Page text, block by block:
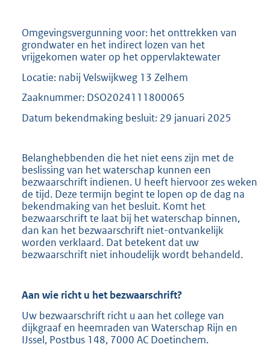
Omgevingsvergunning voor: het onttrekken van
grondwater en het indirect lozen van het
vrijgekomen water op het oppervlaktewater
Locatie: nabij Velswijkweg 13 Zelhem
Zaaknummer: DSO2024111800065
Datum bekendmaking besluit: 29 januari 2025
Belanghebbenden die het niet eens zijn met de
beslissing van het waterschap kunnen een
bezwaarschrift indienen. U heeft hiervoor zes weken
de tijd. Deze termijn begint te lopen op de dag na
bekendmaking van het besluit. Komt het
bezwaarschrift te laat bij het waterschap binnen,
dan kan het bezwaarschrift niet-ontvankelijk
worden verklaard. Dat betekent dat uw
bezwaarschrift niet inhoudelijk wordt behandeld.
Aan wie richt u het bezwaarschrift?
Uw bezwaarschrift richt u aan het college van
dijkgraaf en heemraden van Waterschap Rijn en
IJssel, Postbus 148, 7000 AC Doetinchem.